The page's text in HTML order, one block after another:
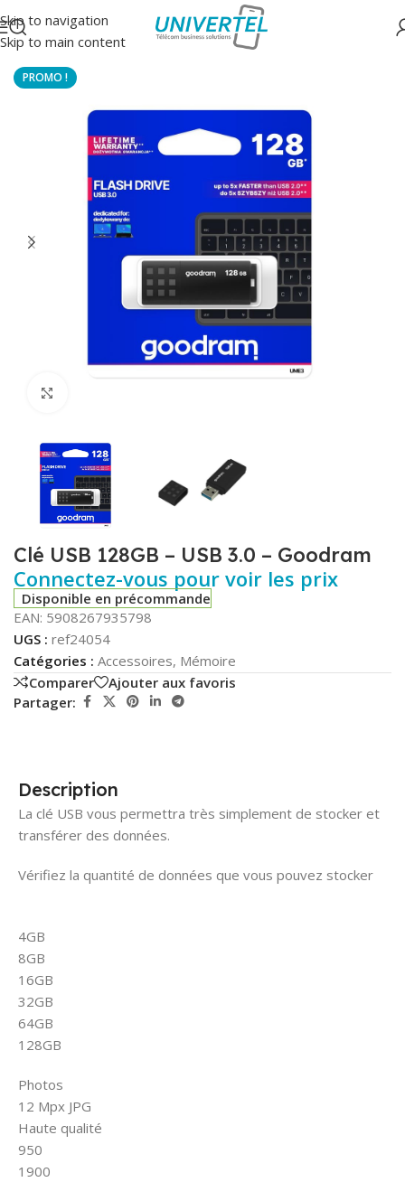
Skip to navigation
Skip to main content
Accueil/Accessoires
Clé USB 128GB – USB 3.0 – Goodram
Connectez-vous pour voir les prix
Disponible en précommande
EAN: 5908267935798
UGS : ref24054
Catégories : Accessoires, Mémoire
Comparer
Ajouter aux favoris
Partager:
Description
La clé USB vous permettra très simplement de stocker et
transférer des données.
Vérifiez la quantité de données que vous pouvez stocker
4GB
8GB
16GB
32GB
64GB
128GB
Photos
12 Mpx JPG
Haute qualité
950
1900